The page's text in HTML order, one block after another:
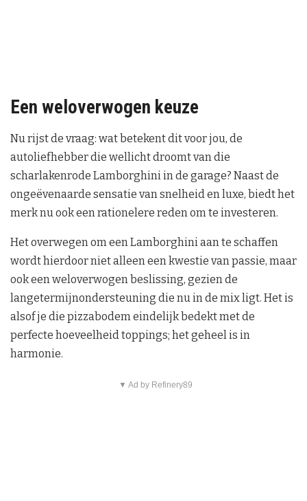
Een weloverwogen keuze
Nu rijst de vraag: wat betekent dit voor jou, de
autoliefhebber die wellicht droomt van die
scharlakenrode Lamborghini in de garage? Naast de
ongeëvenaarde sensatie van snelheid en luxe, biedt het
merk nu ook een rationelere reden om te investeren.
Het overwegen om een Lamborghini aan te schaffen
wordt hierdoor niet alleen een kwestie van passie, maar
ook een weloverwogen beslissing, gezien de
langetermijnondersteuning die nu in de mix ligt. Het is
alsof je die pizzabodem eindelijk bedekt met de
perfecte hoeveelheid toppings; het geheel is in
harmonie.
▼ Ad by Refinery89